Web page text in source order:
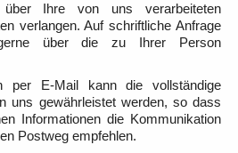
Ihre von uns verarbeiteten
verlangen. Auf schriftliche Anfrage
über die zu Ihrer Person
per E-Mail kann die vollständige
uns gewährleistet werden, so dass
Informationen die Kommunikation
Postweg empfehlen.